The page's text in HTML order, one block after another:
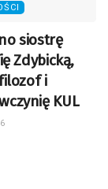
siostrę
Zdybicką,
i
KUL